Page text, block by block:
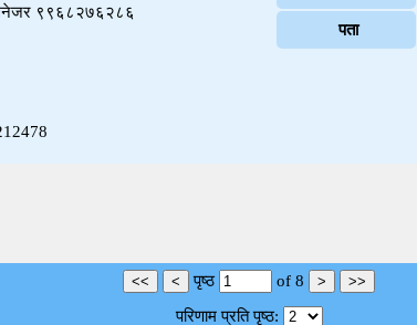
मैनेजर ९९६८२७६२८६
पता
पृष्ठ of 8
परिणाम प्रति पृष्ठ: